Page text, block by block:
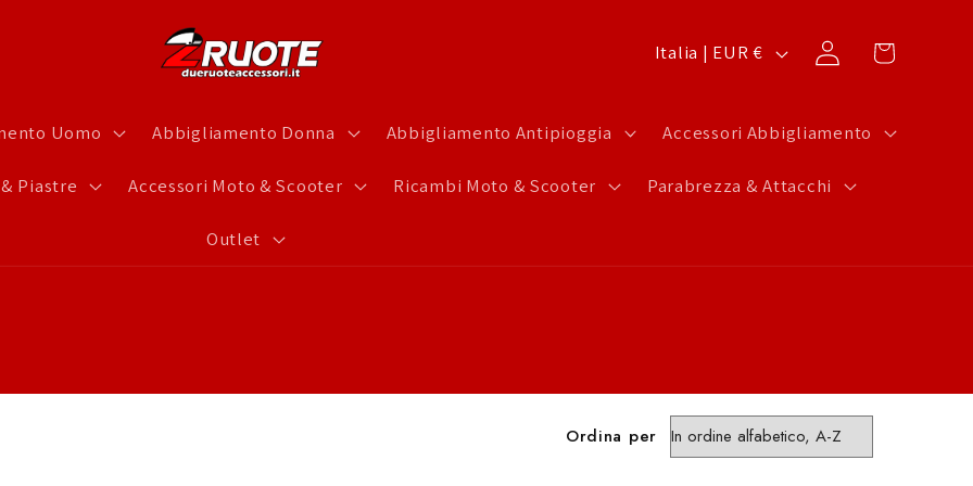
Uomo Abbigliamento Donna Abbigliamento Antipioggia Accessori Abbigliamento
Piastre Accessori Moto & Scooter Ricambi Moto & Scooter Parabrezza & Attacchi
Outlet
e
e
Italia | EUR € Accedi Carrello
Ordina per